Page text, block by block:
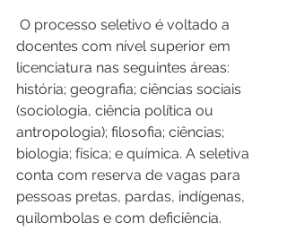
O processo seletivo é voltado a
docentes com nível superior em
licenciatura nas seguintes áreas:
história; geografia; ciências sociais
(sociologia, ciência política ou
antropologia); filosofia; ciências;
biologia; física; e química. A seletiva
conta com reserva de vagas para
pessoas pretas, pardas, indígenas,
quilombolas e com deficiência.